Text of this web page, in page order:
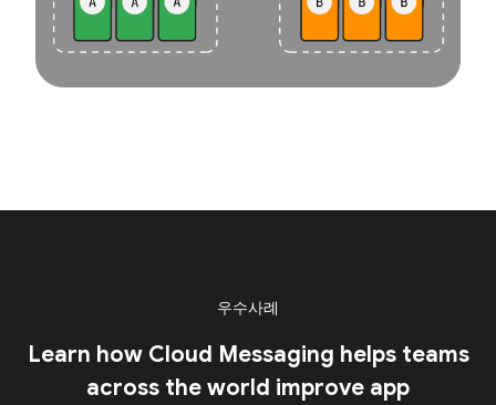
우수사례
Learn how Cloud Messaging helps teams
across the world improve app